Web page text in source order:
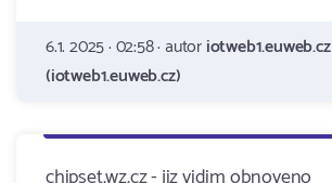
6.1. 2025 · 02:58 · autoriotweb1.euweb.cz
(iotweb1.euweb.cz)